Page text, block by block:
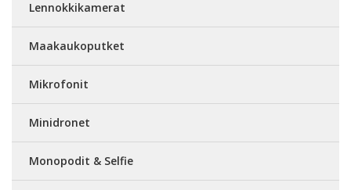
Lennokkikamerat
Maakaukoputket
Mikrofonit
Minidronet
Monopodit & Selfie